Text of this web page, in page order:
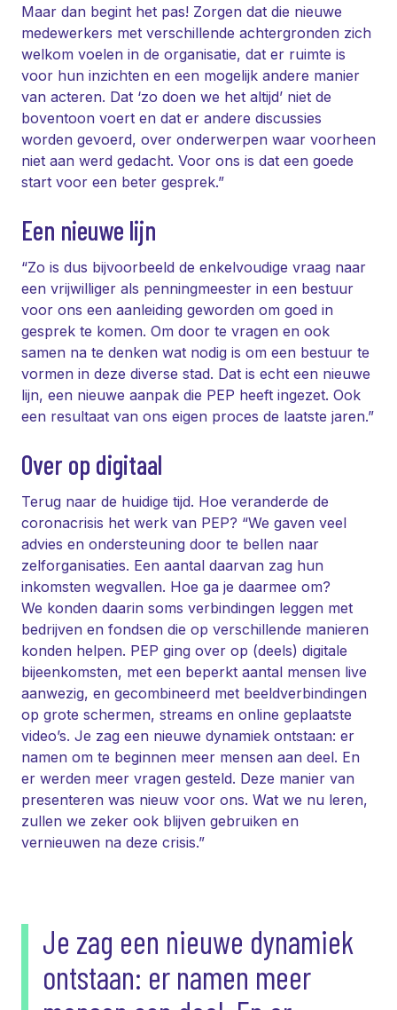
Maar dan begint het pas! Zorgen dat die nieuwe
medewerkers met verschillende achtergronden zich
welkom voelen in de organisatie, dat er ruimte is
voor hun inzichten en een mogelijk andere manier
van acteren. Dat ‘zo doen we het altijd’ niet de
boventoon voert en dat er andere discussies
worden gevoerd, over onderwerpen waar voorheen
niet aan werd gedacht. Voor ons is dat een goede
start voor een beter gesprek.”
Een nieuwe lijn
“Zo is dus bijvoorbeeld de enkelvoudige vraag naar
een vrijwilliger als penningmeester in een bestuur
voor ons een aanleiding geworden om goed in
gesprek te komen. Om door te vragen en ook
samen na te denken wat nodig is om een bestuur te
vormen in deze diverse stad. Dat is echt een nieuwe
lijn, een nieuwe aanpak die PEP heeft ingezet. Ook
een resultaat van ons eigen proces de laatste jaren.”
Over op digitaal
Terug naar de huidige tijd. Hoe veranderde de
coronacrisis het werk van PEP? “We gaven veel
advies en ondersteuning door te bellen naar
zelforganisaties. Een aantal daarvan zag hun
inkomsten wegvallen. Hoe ga je daarmee om?
We konden daarin soms verbindingen leggen met
bedrijven en fondsen die op verschillende manieren
konden helpen. PEP ging over op (deels) digitale
bijeenkomsten, met een beperkt aantal mensen live
aanwezig, en gecombineerd met beeldverbindingen
op grote schermen, streams en online geplaatste
video’s. Je zag een nieuwe dynamiek ontstaan: er
namen om te beginnen meer mensen aan deel. En
er werden meer vragen gesteld. Deze manier van
presenteren was nieuw voor ons. Wat we nu leren,
zullen we zeker ook blijven gebruiken en
vernieuwen na deze crisis.”
Je zag een nieuwe dynamiek
ontstaan: er namen meer